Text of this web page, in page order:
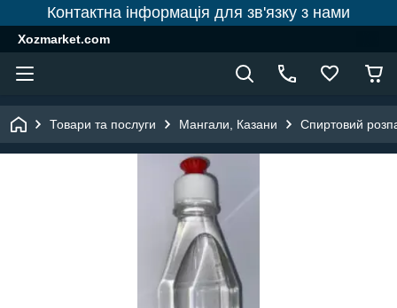
Контактна інформація для зв'язку з нами
Xozmarket.com
Товари та послуги Мангали, Казани Спиртовий